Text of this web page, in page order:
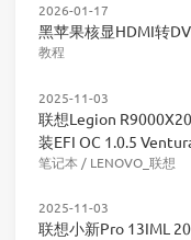
2026-01-17
黑苹果核显HDMI转
教程
2025-11-03
联想Legion
装EFI OC 1.0.5
笔记本 / LENOVO_联想
2025-11-03
联想小新Pro 13IML